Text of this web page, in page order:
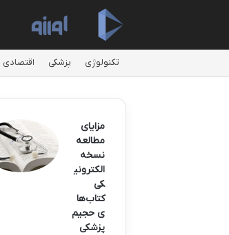
تکنولوژی پزشکی اقتصادی
مزایای
مطالعه
نسخه
الکترونی
کی
کتاب‌ها
ی حجیم
پزشکی